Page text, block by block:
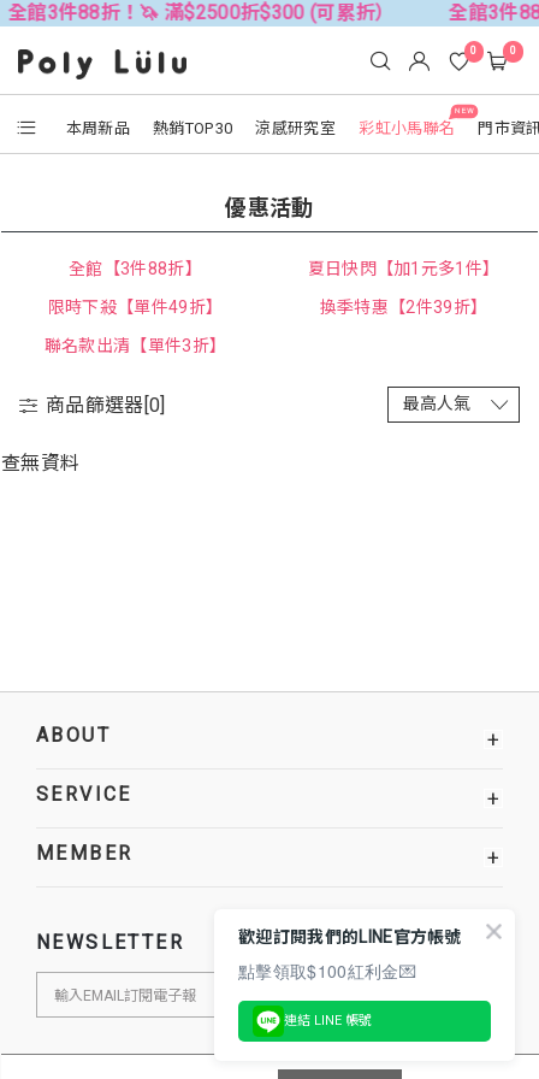
全館3件88折！🦄 滿$2500折$300 (可累折） 全館3件
本周新品 熱銷TOP30 涼感研究室
NEW
彩虹小馬聯名 門市資
0 0
優惠活動
全館【3件88折】
夏日快閃【加1元多1件】
限時下殺【單件49折】
換季特惠【2件39折】
聯名款出清【單件3折】
商品篩選器[0]
查無資料
ABOUT +
SERVICE +
MEMBER +
NEWSLETTER 歡迎訂閱我們的LINE官方帳號
點擊領取$100紅利金💌
連結 LINE 帳號